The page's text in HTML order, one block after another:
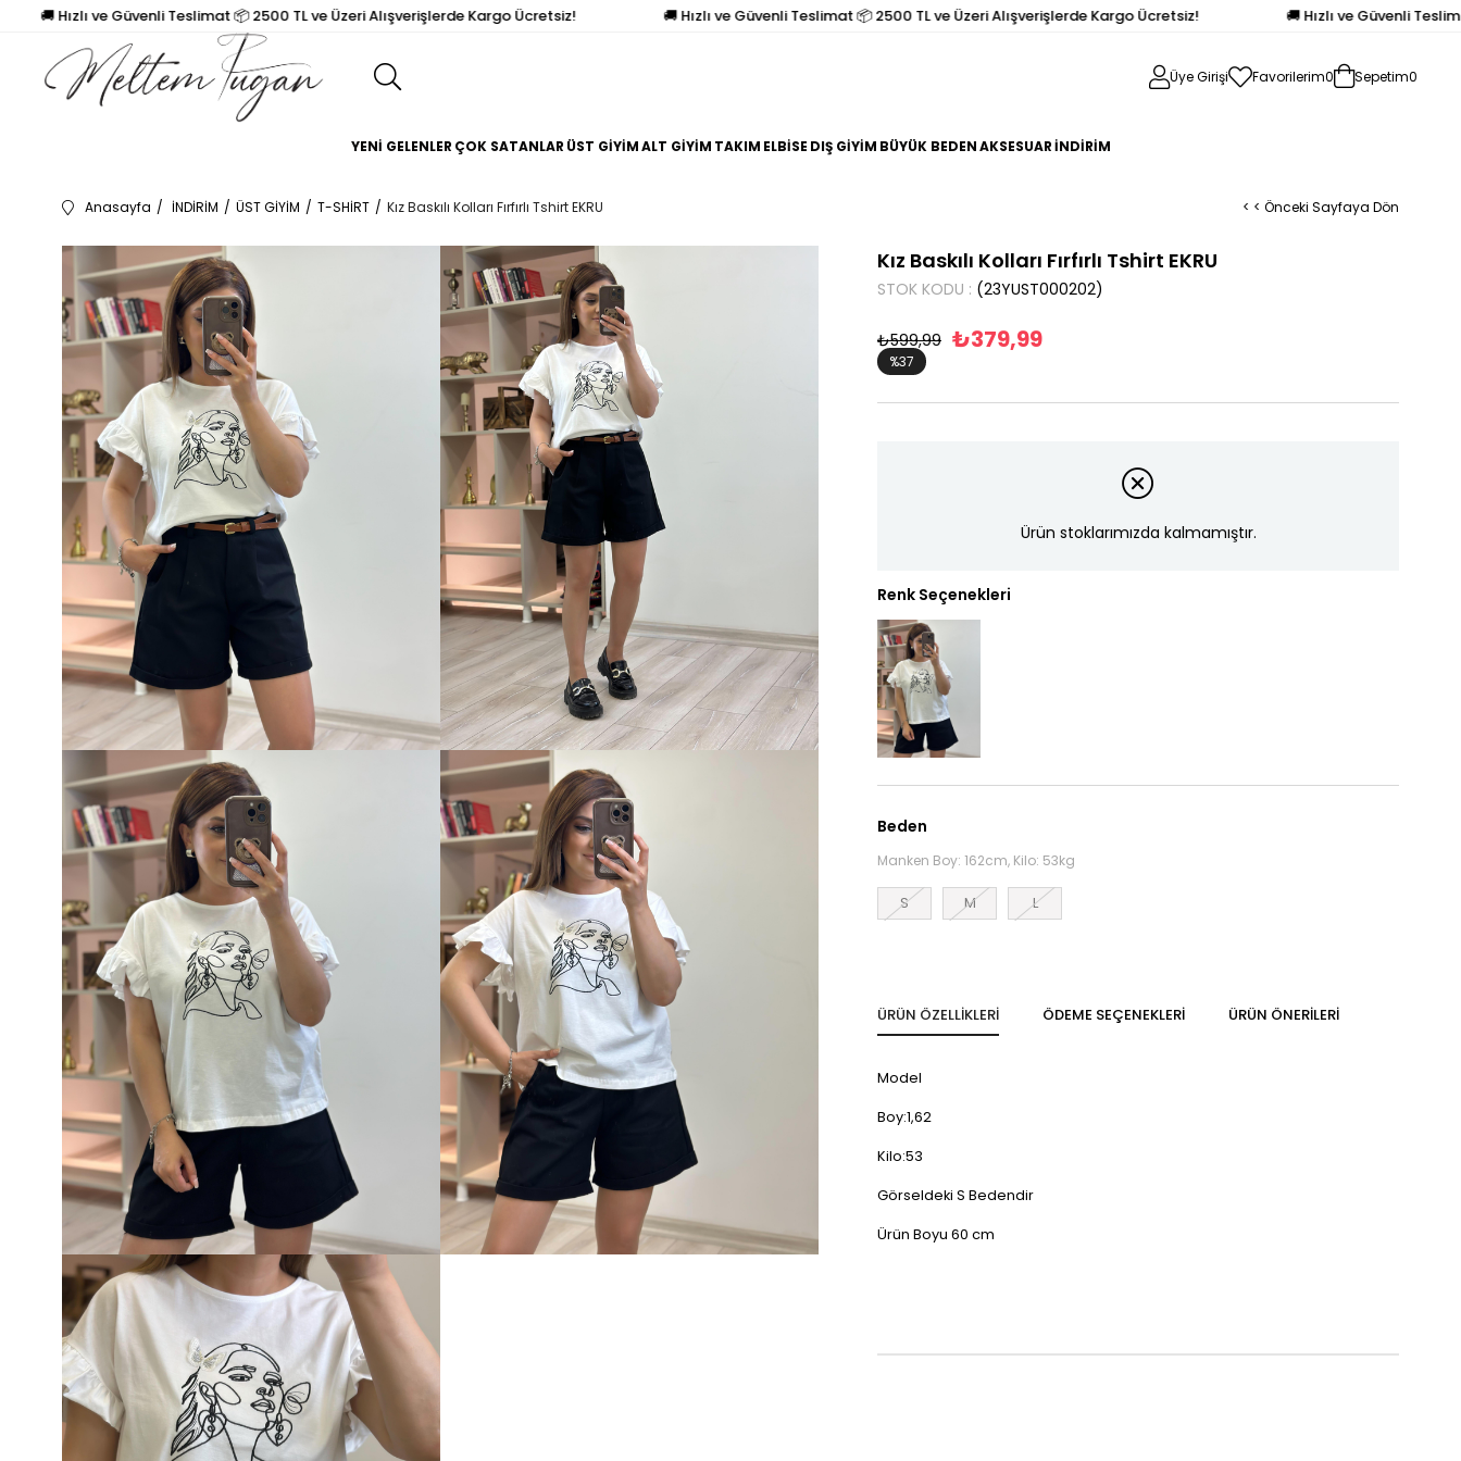
🚚 Hızlı ve Güvenli Teslimat 📦 2500 TL ve Üzeri Alışverişlerde Kargo Ücretsiz! 🚚 Hızlı ve Güvenli Teslimat 📦 2500 TL ve Üzeri Alışverişlerde Kargo Ücretsiz! 🚚 Hızlı ve Güvenli
Üye Girişi Favorilerim0 Sepetim0
YENİ GELENLER ÇOK SATANLAR ÜST GİYİMALT GİYİM TAKIM ELBİSE DIŞ GİYİM BÜYÜK BEDENAKSESUARİNDİRİM
Anasayfa İNDİRİM ÜST GİYİM T-SHİRT Kız Baskılı Kolları Fırfırlı Tshirt EKRU < < Önceki Sayfaya Dön
Kız Baskılı Kolları Fırfırlı Tshirt EKRU
(23YUST000202)
STOK KODU
₺599,99 ₺379,99
%37
Ürün stoklarımızda kalmamıştır.
Renk Seçenekleri
Beden
Manken Boy: 162cm, Kilo: 53kg
S M L
ÜRÜN ÖZELLIKLERI ÖDEME SEÇENEKLERI ÜRÜN ÖNERILERI
Model
Boy:1,62
Kilo:53
Görseldeki S Bedendir
Ürün Boyu 60 cm